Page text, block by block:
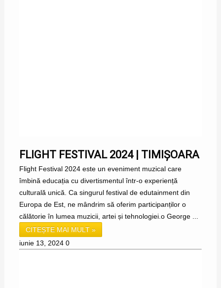
FLIGHT FESTIVAL 2024 | TIMIȘOARA
Flight Festival 2024 este un eveniment muzical care
îmbină educația cu divertismentul într-o experiență
culturală unică. Ca singurul festival de edutainment din
Europa de Est, ne mândrim să oferim participanților o
călătorie în lumea muzicii, artei și tehnologiei.o George ...
CITEȘTE MAI MULT »
iunie 13, 2024 0